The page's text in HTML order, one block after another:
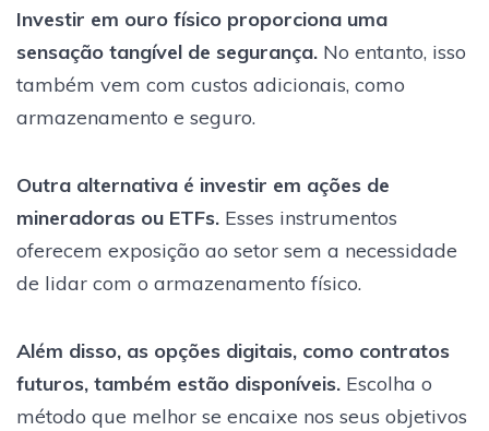
Investir em ouro físico proporciona uma
sensação tangível de segurança. No entanto, isso
também vem com custos adicionais, como
armazenamento e seguro.
Outra alternativa é investir em ações de
mineradoras ou ETFs. Esses instrumentos
oferecem exposição ao setor sem a necessidade
de lidar com o armazenamento físico.
Além disso, as opções digitais, como contratos
futuros, também estão disponíveis. Escolha o
método que melhor se encaixe nos seus objetivos